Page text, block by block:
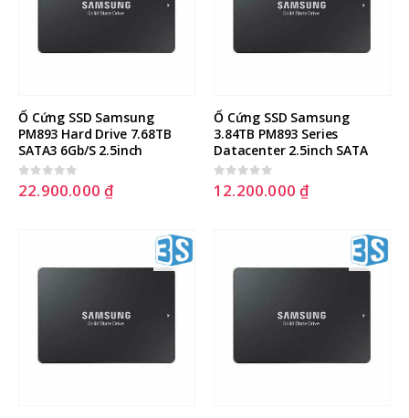
Ổ Cứng SSD Samsung
PM893 Hard Drive 7.68TB
SATA3 6Gb/S 2.5inch
0out of 5
22.900.000₫
Ổ Cứng SSD Samsung
3.84TB PM893 Series
Datacenter 2.5inch SATA
0 out of 5
12.200.000₫
23 Tháng Tư, 2025
Fortigate with Virtual IPs
11 Tháng Mười Một, 2025
Cách tạo USB Boot, USB cài